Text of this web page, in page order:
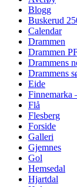
Blogg
Buskerud
Calendar
Drammen
Drammen
Drammens
Drammens
Eide
Finnemarka
Flå
Flesberg
Forside
Galleri
Gjemnes
Gol
Hemsedal
Hjartdal